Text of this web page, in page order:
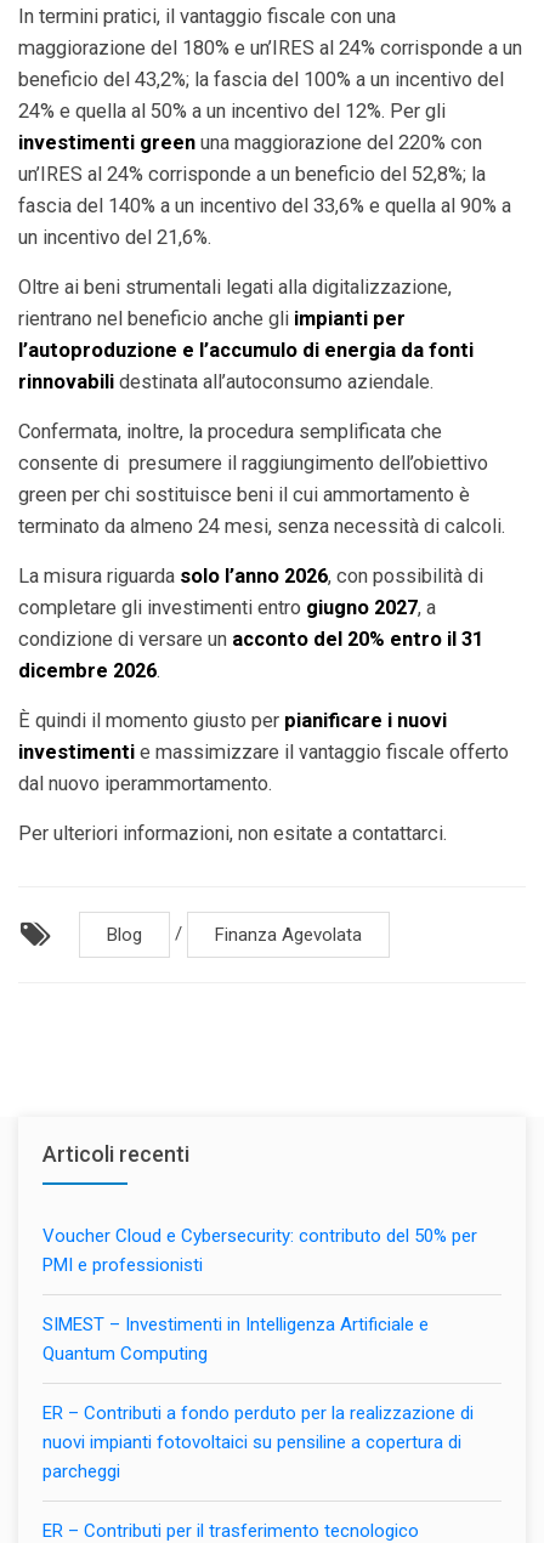
In termini pratici, il vantaggio fiscale con una
maggiorazione del 180% e un’IRES al 24% corrisponde a un
beneficio del 43,2%; la fascia del 100% a un incentivo del
24% e quella al 50% a un incentivo del 12%. Per gli
investimenti green una maggiorazione del 220% con
un’IRES al 24% corrisponde a un beneficio del 52,8%; la
fascia del 140% a un incentivo del 33,6% e quella al 90% a
un incentivo del 21,6%.
Oltre ai beni strumentali legati alla digitalizzazione,
rientrano nel beneficio anche gli impianti per
l’autoproduzione e l’accumulo di energia da fonti
rinnovabili destinata all’autoconsumo aziendale.
Confermata, inoltre, la procedura semplificata che
consente di presumere il raggiungimento dell’obiettivo
green per chi sostituisce beni il cui ammortamento è
terminato da almeno 24 mesi, senza necessità di calcoli.
La misura riguarda solo l’anno 2026, con possibilità di
completare gli investimenti entro giugno 2027, a
condizione di versare un acconto del 20% entro il 31
dicembre 2026.
È quindi il momento giusto per pianificare i nuovi
investimenti e massimizzare il vantaggio fiscale offerto
dal nuovo iperammortamento.
Per ulteriori informazioni, non esitate a contattarci.
Blog / Finanza Agevolata
Articoli recenti
Voucher Cloud e Cybersecurity: contributo del 50% per
PMI e professionisti
SIMEST – Investimenti in Intelligenza Artificiale e
Quantum Computing
ER – Contributi a fondo perduto per la realizzazione di
nuovi impianti fotovoltaici su pensiline a copertura di
parcheggi
ER – Contributi per il trasferimento tecnologico